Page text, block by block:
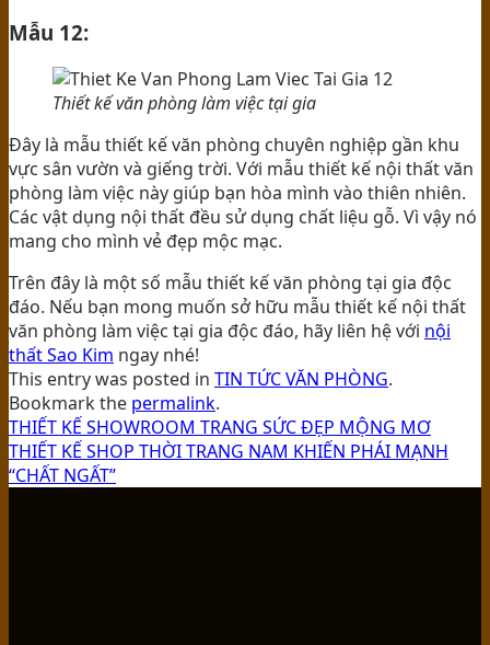
Mẫu 12:
Thiết kế văn phòng làm việc tại gia
Đây là mẫu thiết kế văn phòng chuyên nghiệp gần khu
vực sân vườn và giếng trời. Với mẫu thiết kế nội thất văn
phòng làm việc này giúp bạn hòa mình vào thiên nhiên.
Các vật dụng nội thất đều sử dụng chất liệu gỗ. Vì vậy nó
mang cho mình vẻ đẹp mộc mạc.
Trên đây là một số mẫu thiết kế văn phòng tại gia độc
đáo. Nếu bạn mong muốn sở hữu mẫu thiết kế nội thất
văn phòng làm việc tại gia độc đáo, hãy liên hệ với nội
thất Sao Kim ngay nhé!
This entry was posted in TIN TỨC VĂN PHÒNG.
Bookmark the permalink.
THIẾT KẾ SHOWROOM TRANG SỨC ĐẸP MỘNG MƠ
THIẾT KẾ SHOP THỜI TRANG NAM KHIẾN PHÁI MẠNH
“CHẤT NGẤT”